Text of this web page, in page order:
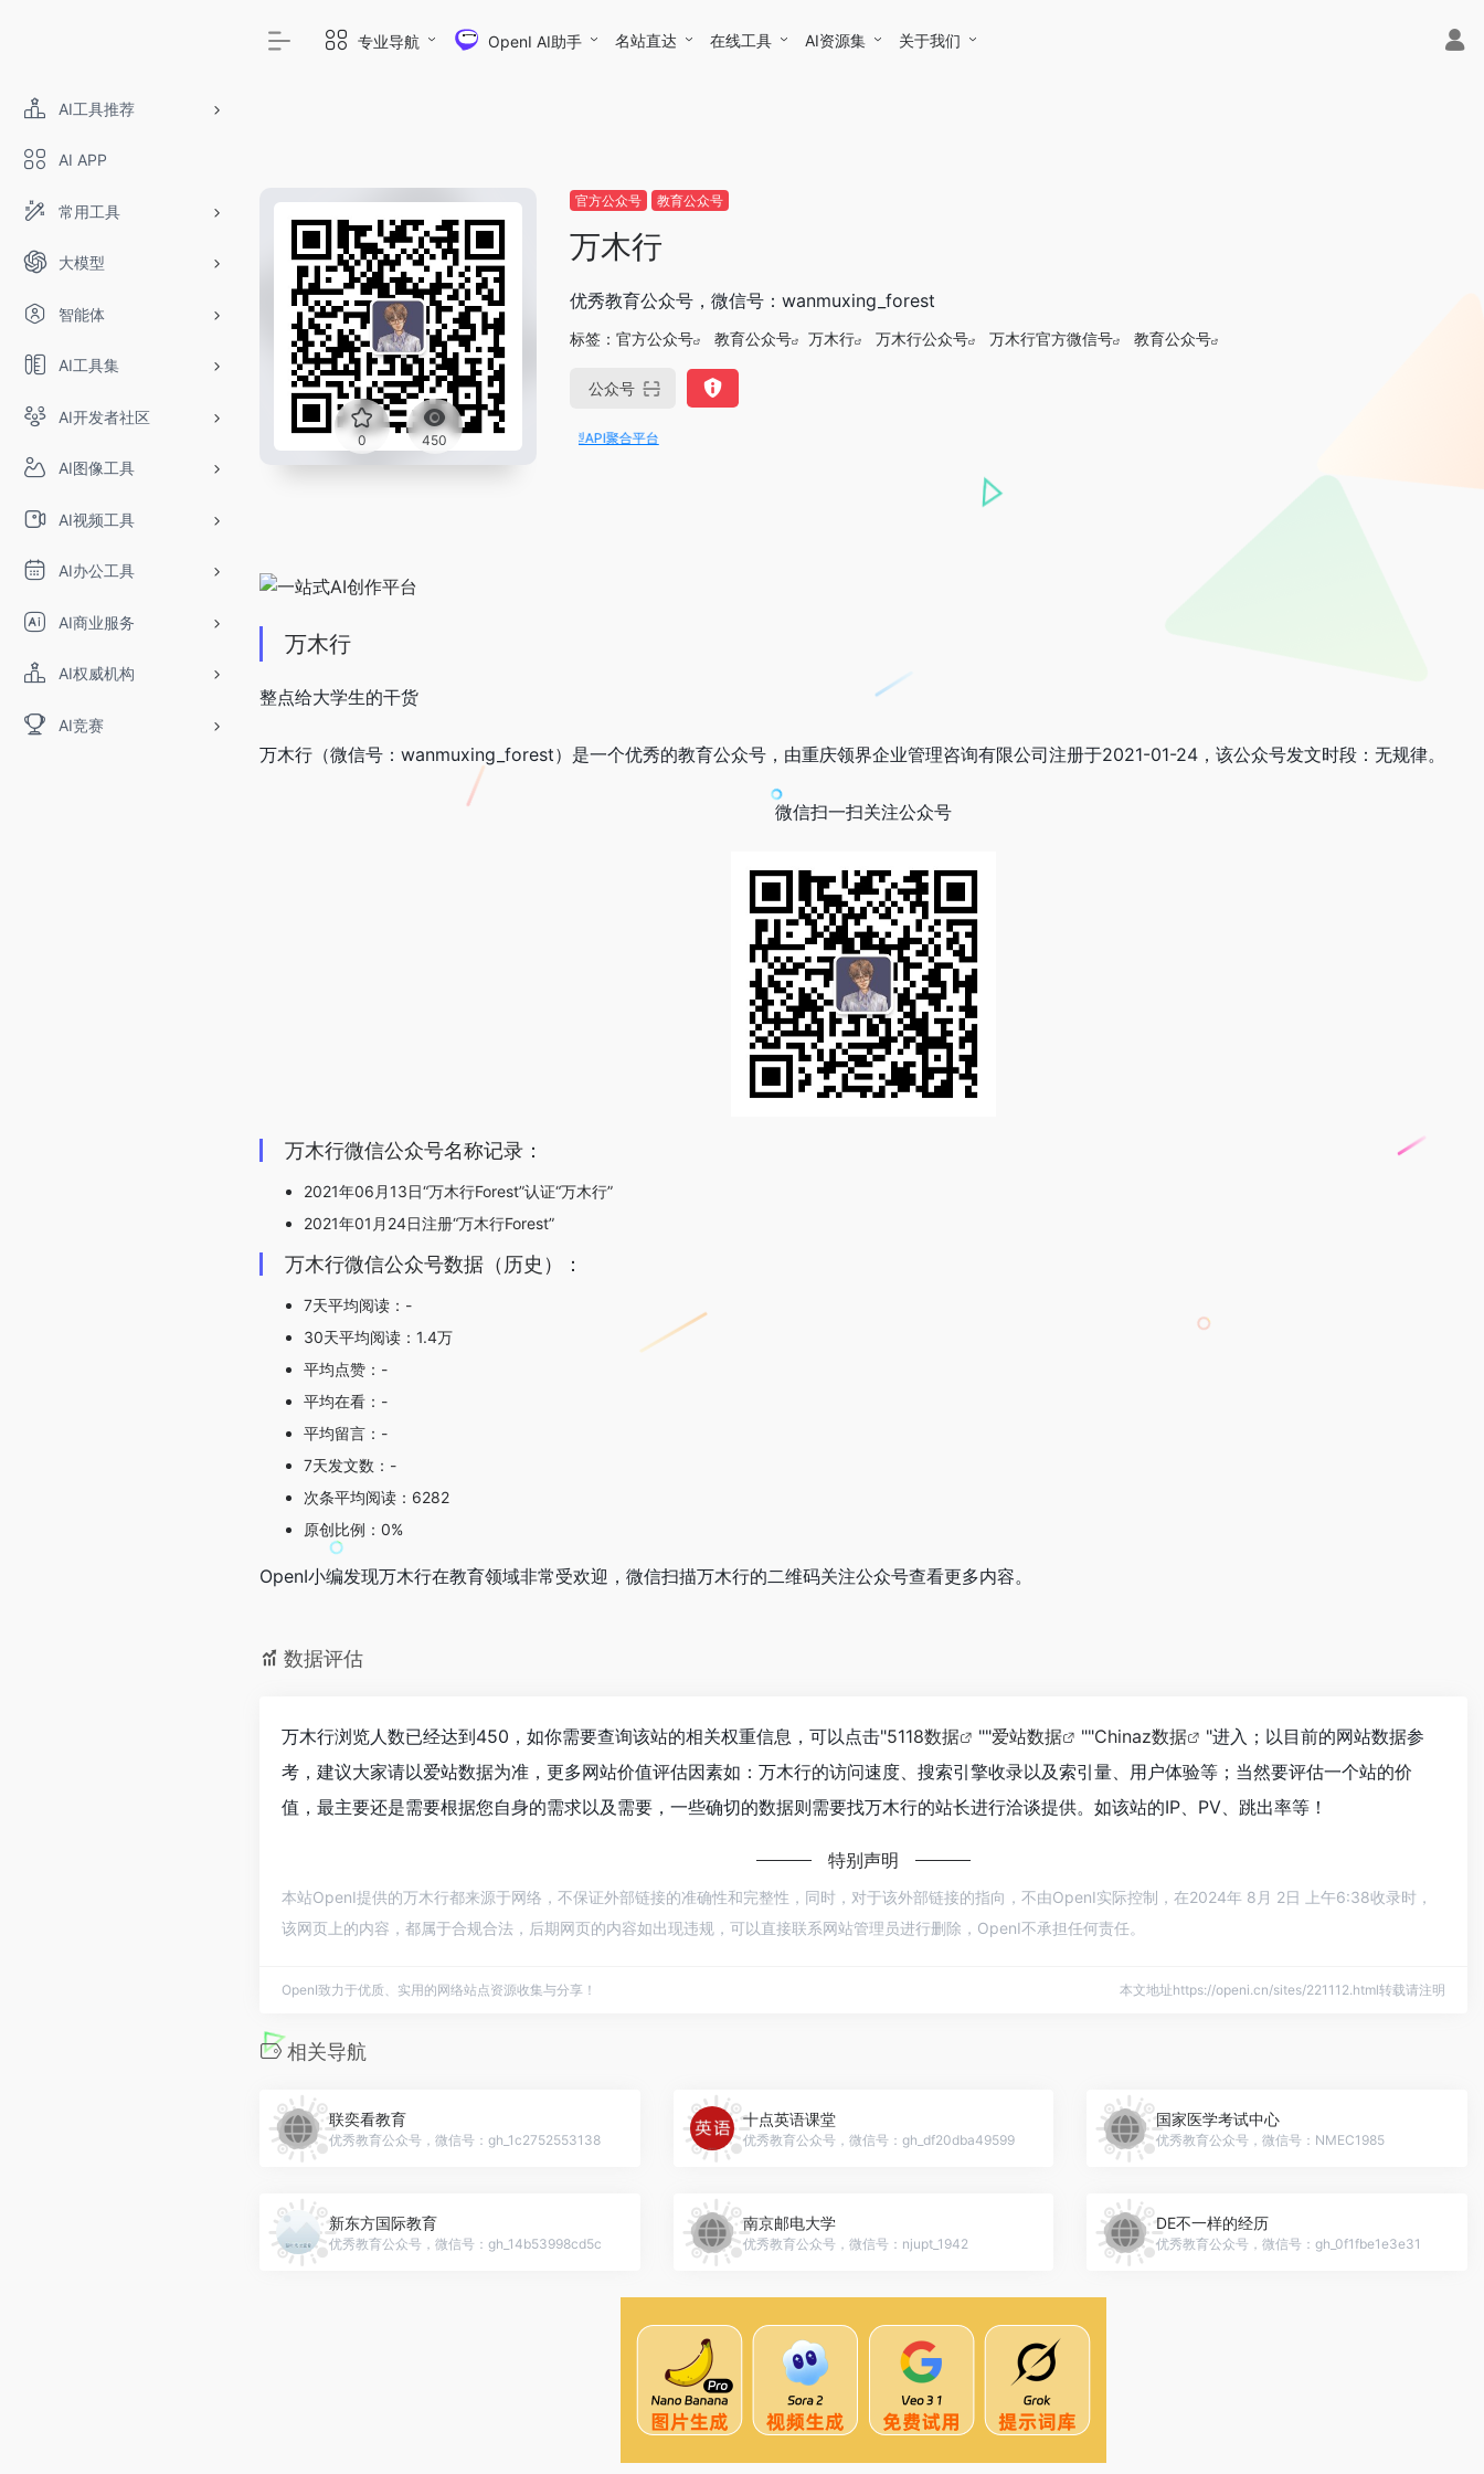
AI工具推荐
AI APP
常用工具
大模型
智能体
AI工具集
AI开发者社区
AI图像工具
AI视频工具
AI办公工具
AI商业服务
AI权威机构
AI竞赛
专业导航 OpenI AI助手 名站直达 在线工具 AI资源集 关于我们
0 450
官方公众号 教育公众号
万木行
优秀教育公众号，微信号：wanmuxing_forest
标签： 官方公众号 教育公众号 万木行 万木行公众号 万木行官方微信号 教育公众号
公众号
OpenIAPI，一站式大模型API聚合平台
万木行
整点给大学生的干货
万木行（微信号：wanmuxing_forest）是一个优秀的教育公众号，由重庆领界企业管理咨询有限公司注册于2021-01-24，该公众号发文时段：无规律。
微信扫一扫关注公众号
万木行微信公众号名称记录：
2021年06月13日“万木行Forest”认证“万木行”
2021年01月24日注册“万木行Forest”
万木行微信公众号数据（历史）：
7天平均阅读：-
30天平均阅读：1.4万
平均点赞：-
平均在看：-
平均留言：-
7天发文数：-
次条平均阅读：6282
原创比例：0%
OpenI小编发现万木行在教育领域非常受欢迎，微信扫描万木行的二维码关注公众号查看更多内容。
数据评估
万木行浏览人数已经达到450，如你需要查询该站的相关权重信息，可以点击"5118数据 ""爱站数据 ""Chinaz数据
"进入；以目前的网站数据参
考，建议大家请以爱站数据为准，更多网站价值评估因素如：万木行的访问速度、搜索引擎收录以及索引量、用户体验等；当然要评估一个站的价
值，最主要还是需要根据您自身的需求以及需要，一些确切的数据则需要找万木行的站长进行洽谈提供。如该站的IP、PV、跳出率等！
特别声明
本站OpenI提供的万木行都来源于网络，不保证外部链接的准确性和完整性，同时，对于该外部链接的指向，不由OpenI实际控制，在2024年 8月 2日 上午6:38收录时，
该网页上的内容，都属于合规合法，后期网页的内容如出现违规，可以直接联系网站管理员进行删除，OpenI不承担任何责任。
OpenI致力于优质、实用的网络站点资源收集与分享！ 本文地址https://openi.cn/sites/221112.html转载请注明
相关导航
联奕看教育
优秀教育公众号，微信号：gh_1c2752553138
十点英语课堂
优秀教育公众号，微信号：gh_df20dba49599
国家医学考试中心
优秀教育公众号，微信号：NMEC1985
新东方国际教育
优秀教育公众号，微信号：gh_14b53998cd5c
南京邮电大学
优秀教育公众号，微信号：njupt_1942
DE不一样的经历
优秀教育公众号，微信号：gh_0f1fbe1e3e31